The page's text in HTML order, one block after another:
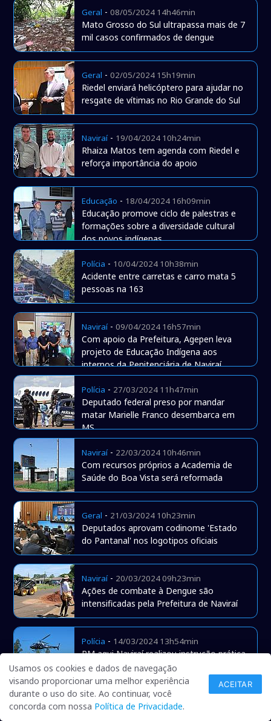
Geral -08/05/2024 14h46min
Mato Grosso do Sul ultrapassa mais de 7
mil casos confirmados de dengue
Geral -02/05/2024 15h19min
Riedel enviará helicóptero para ajudar no
resgate de vítimas no Rio Grande do Sul
Naviraí- 19/04/2024 10h24min
Rhaiza Matos tem agenda com Riedel e
reforça importância do apoio
Educação - 18/04/2024 16h09min
Educação promove ciclo de palestras e
formações sobre a diversidade cultural
dos povos indígenas
Polícia - 10/04/2024 10h38min
Acidente entre carretas e carro mata 5
pessoas na 163
Naviraí-09/04/2024 16h57min
Com apoio da Prefeitura, Agepen leva
projeto de Educação Indígena aos
internos da Penitenciária de Naviraí
Polícia - 27/03/2024 11h47min
Deputado federal preso por mandar
matar Marielle Franco desembarca em
MS
Naviraí- 22/03/2024 10h46min
Com recursos próprios a Academia de
Saúde do Boa Vista será reformada
Geral - 21/03/2024 10h23min
Deputados aprovam codinome 'Estado
do Pantanal' nos logotipos oficiais
Naviraí- 20/03/2024 09h23min
Ações de combate à Dengue são
intensificadas pela Prefeitura de Naviraí
Polícia - 14/03/2024 13h54min
PM aqui Naviraí realizou instrução prática
com patrulhamento aéreo
Naviraí-07/03/2024 10h59min
Usamos os cookies e dados de navegação
visando proporcionar uma melhor experiência
durante o uso do site. Ao continuar, você
concorda com nossa Política de Privacidade.
ACEITAR